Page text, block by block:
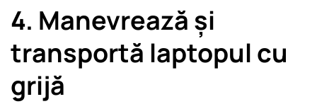
4. Manevrează și
transportă laptopul cu
grijă